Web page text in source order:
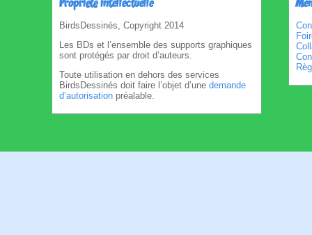
Propriété intellectuelle
BirdsDessinés, Copyright 2014
Les BDs et l’ensemble des supports graphiques
sont protégés par droit d’auteurs.
Toute utilisation en dehors des services
BirdsDessinés doit faire l’objet d’une demande
d’autorisation préalable.